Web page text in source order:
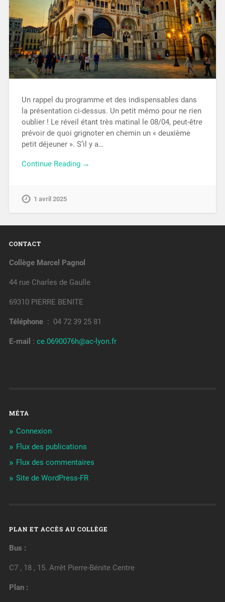
Un rappel du programme et des indispensables dans
la présentation ci-dessus. Un petit mémo pour ne rien
oublier ! Le réveil étant très matinal le 08/04, peut-être
prévoir de quoi grignoter en chemin un « deuxième
petit déjeuner ». S’il y a…
Continue Reading →
1 avril 2025
CONTACT
Collège Marcel Pagnol
44 rue Charles de Gaulle
69310 PIERRE BENITE
Téléphone : 04 72 39 25 81
E-mail : ce.0690076h@ac-lyon.fr
MÉTA
Connexion
Flux des publications
Flux des commentaires
Site de WordPress-FR
PLAN ET ACCÈS AU COLLÈGE
Bus :
C7 , 18 , 15. Arrêt Pierre-Bénite Centre
Plan :